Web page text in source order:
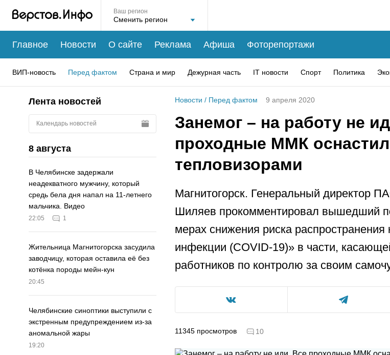
Ваш регион
Главное Новости О сайте Реклама Афиша Фоторепортажи
ВИП-новость Перед фактом Страна и мир Дежурная часть IT новости Спорт Политика
Лента новостей
Календарь новостей
8 августа
В Челябинске задержали
неадекватного мужчину, который
средь бела дня напал на 11-летнего
мальчика. Видео
22:05 1
Жительница Магнитогорска засудила
заводчицу, которая оставила её без
котёнка породы мейн-кун
20:45
Челябинские синоптики выступили с
экстренным предупреждением из-за
аномальной жары
19:20
Новости / Перед фактом 9 апреля 2020
Занемог – на работу не
проходные ММК
тепловизорами
Магнитогорск. Генеральный директор
Шиляев прокомментировал вышедший
мерах снижения риска распространения
инфекции (COVID-19)» в части,
работников по контролю за своим
11345 просмотров 10